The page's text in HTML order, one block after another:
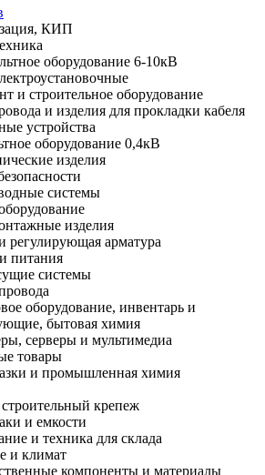
КИП
оборудование 6-10кВ
и строительное оборудование
и изделия для прокладки кабеля
устройства
оборудование 0,4кВ
изделия
системы
изделия
регулирующая арматура
питания
системы
оборудование, инвентарь и
бытовая химия
серверы и мультимедиа
товары
и промышленная химия
крепеж
и емкости
и техника для склада
и климат
компоненты и материалы